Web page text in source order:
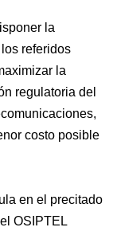
la
referidos
la
regulatoria del
costo posible
en el precitado
OSIPTEL